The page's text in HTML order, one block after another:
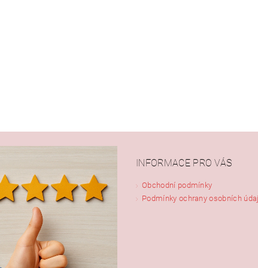
INFORMACE PRO VÁS
Obchodní podmínky
Podmínky ochrany osobních